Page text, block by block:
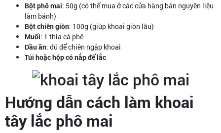
Bột phô mai: 50g (có thể mua ở các cửa hàng bán nguyên liệu
làm bánh)
Bột chiên giòn: 100g (giúp khoai giòn lâu)
Muối: 1 thìa cà phê
Dầu ăn: đủ để chiên ngập khoai
Túi hoặc hộp có nắp để lắc
Hướng dẫn cách làm khoai
tây lắc phô mai